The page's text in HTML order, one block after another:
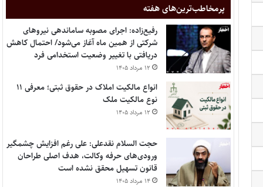
پر‌مخاطب‌ترین‌های هفته
رفیع‌زاده: اجرای مصوبه ساماندهی نیروهای
شرکتی از همین ماه آغاز می‌شود/ احتمال کاهش
دریافتی با تغییر وضعیت استخدامی فرد
۱۲ مرداد ۱۴۰۵
انواع مالکیت املاک در حقوق ثبتی؛ معرفی ۱۱
نوع مالکیت ملک
۱۲ مرداد ۱۴۰۵
حجت السلام نقدعلی: علی رغم افزایش چشمگیر
ورودی‌های حرفه وکالت، هدف اصلی طراحان
قانون تسهیل محقق نشده است
۱۴ مرداد ۱۴۰۵